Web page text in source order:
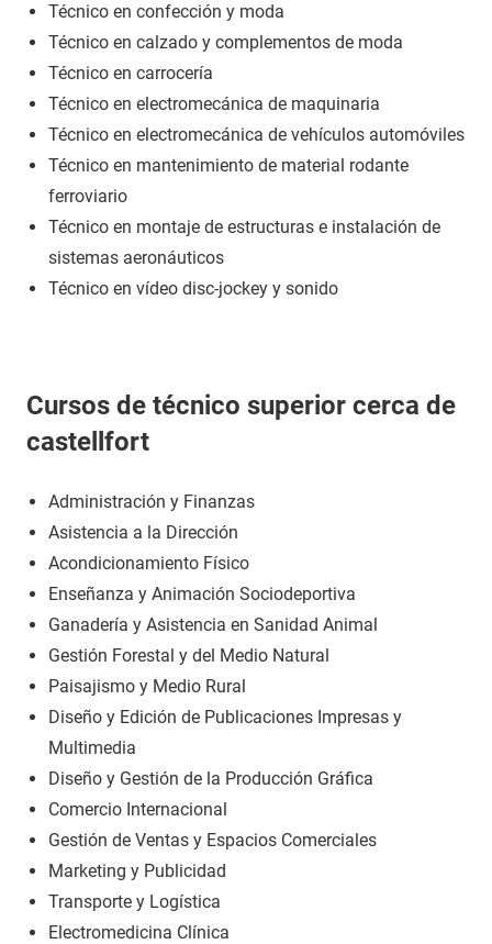
Técnico en confección y moda
Técnico en calzado y complementos de moda
Técnico en carrocería
Técnico en electromecánica de maquinaria
Técnico en electromecánica de vehículos automóviles
Técnico en mantenimiento de material rodante
ferroviario
Técnico en montaje de estructuras e instalación de
sistemas aeronáuticos
Técnico en vídeo disc-jockey y sonido
Cursos de técnico superior cerca de
castellfort
Administración y Finanzas
Asistencia a la Dirección
Acondicionamiento Físico
Enseñanza y Animación Sociodeportiva
Ganadería y Asistencia en Sanidad Animal
Gestión Forestal y del Medio Natural
Paisajismo y Medio Rural
Diseño y Edición de Publicaciones Impresas y
Multimedia
Diseño y Gestión de la Producción Gráfica
Comercio Internacional
Gestión de Ventas y Espacios Comerciales
Marketing y Publicidad
Transporte y Logística
Electromedicina Clínica